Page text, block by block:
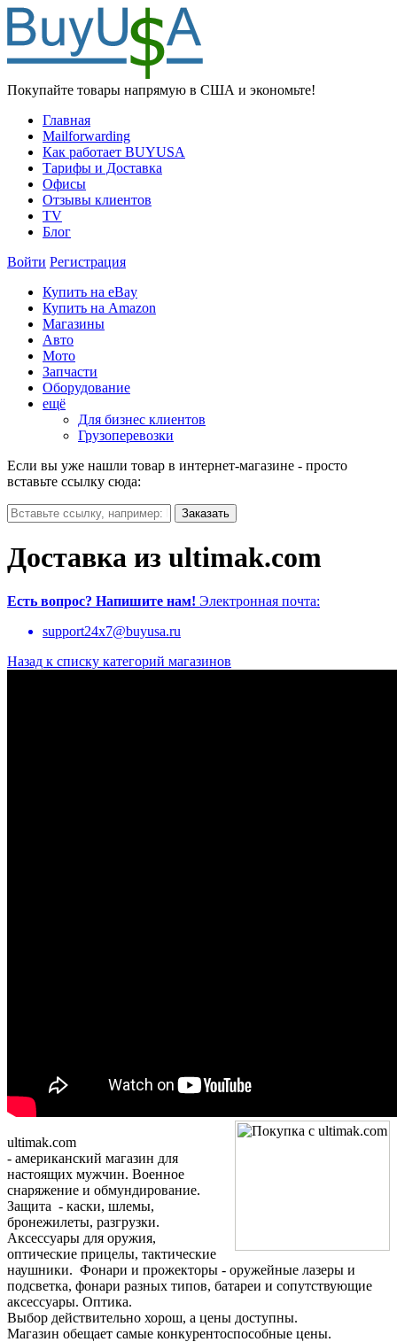
Покупайте товары напрямую в США и экономьте!
Главная
Mailforwarding
Как работает BUYUSA
Тарифы и Доставка
Офисы
Отзывы клиентов
TV
Блог
Войти Регистрация
Купить на eBay
Купить на Amazon
Магазины
Авто
Мото
Запчасти
Оборудование
ещё
Для бизнес клиентов
Грузоперевозки
Если вы уже нашли товар в интернет-магазине - просто
вставьте ссылку сюда:
Доставка из ultimak.com
Есть вопрос? Напишите нам! Электронная почта:
support24x7@buyusa.ru
Назад к списку категорий магазинов
ultimak.com
- американский магазин для
настоящих мужчин. Военное
снаряжение и обмундирование.
Защита - каски, шлемы,
бронежилеты, разгрузки.
Аксессуары для оружия,
оптические прицелы, тактические
наушники. Фонари и прожекторы - оружейные лазеры и
подсветка, фонари разных типов, батареи и сопутствующие
аксессуары. Оптика.
Выбор действительно хорош, а цены доступны.
Магазин обещает самые конкурентоспособные цены.